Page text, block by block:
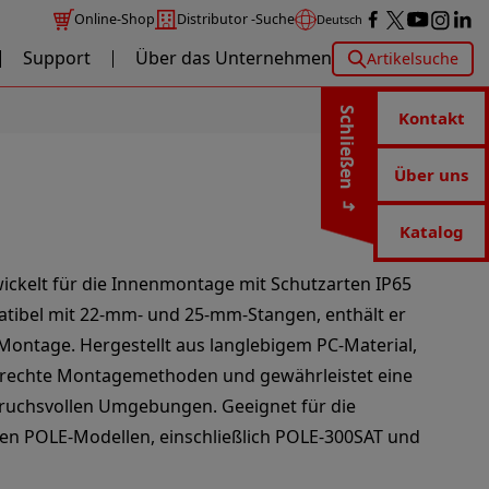
Online-Shop Distributor -Suche Deutsch
Support Über das Unternehmen Artikelsuche
Schließen Kontakt
Über uns
Katalog
für die Innenmontage mit Schutzarten IP65
mit 22-mm- und 25-mm-Stangen, enthält er
Hergestellt aus langlebigem PC-Material,
Montagemethoden und gewährleistet eine
Umgebungen. Geeignet für die
POLE-Modellen, einschließlich POLE-300SAT und